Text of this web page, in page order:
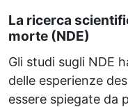
La ricerca
morte (NDE)
Gli studi sugli NDE
delle esperienze
essere spiegate da p